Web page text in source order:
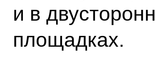
и в
площадках.